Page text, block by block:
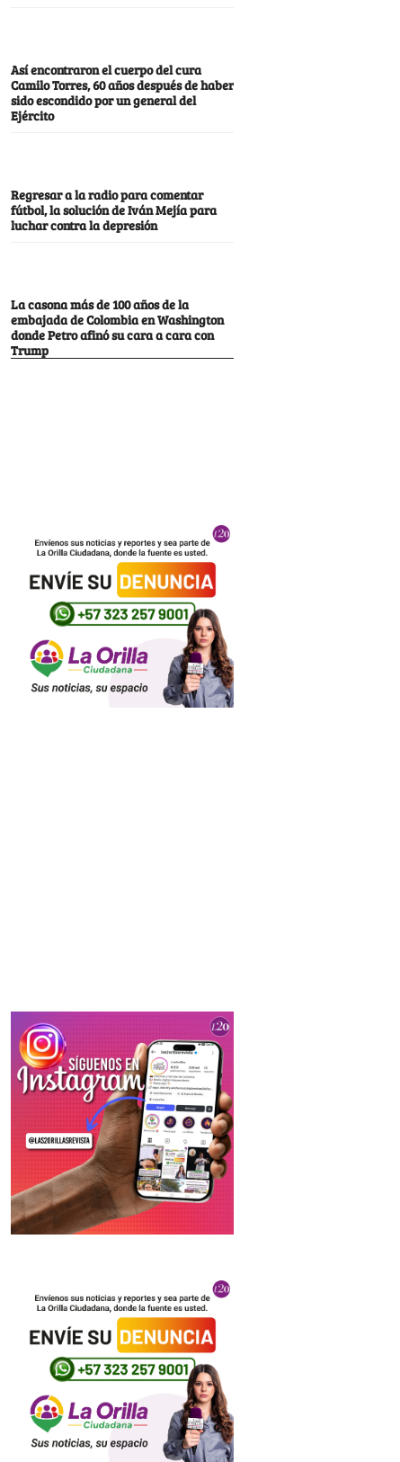
Así encontraron el cuerpo del cura
Camilo Torres, 60 años después de haber
sido escondido por un general del
Ejército
Regresar a la radio para comentar
fútbol, la solución de Iván Mejía para
luchar contra la depresión
La casona más de 100 años de la
embajada de Colombia en Washington
donde Petro afinó su cara a cara con
Trump